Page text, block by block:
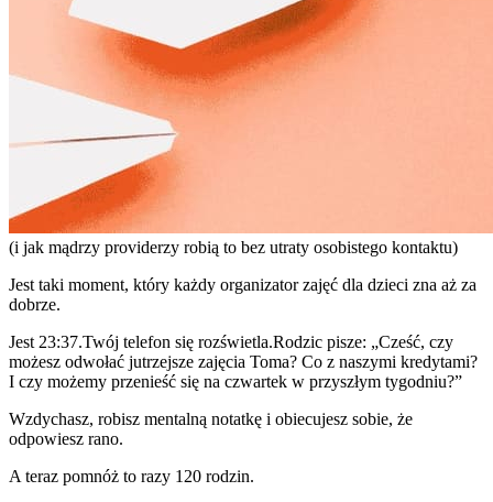
(i jak mądrzy providerzy robią to bez utraty osobistego kontaktu)
Jest taki moment, który każdy organizator zajęć dla dzieci zna aż za
dobrze.
Jest 23:37.Twój telefon się rozświetla.Rodzic pisze: „Cześć, czy
możesz odwołać jutrzejsze zajęcia Toma? Co z naszymi kredytami?
I czy możemy przenieść się na czwartek w przyszłym tygodniu?”
Wzdychasz, robisz mentalną notatkę i obiecujesz sobie, że
odpowiesz rano.
A teraz pomnóż to razy 120 rodzin.